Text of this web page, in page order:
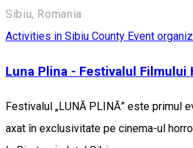
Sibiu, Romania
Activities in Sibiu County Event
Luna Plina - Festivalul
Festivalul „LUNĂ PLINĂ” este primul
axat în exclusivitate pe cinema-ul